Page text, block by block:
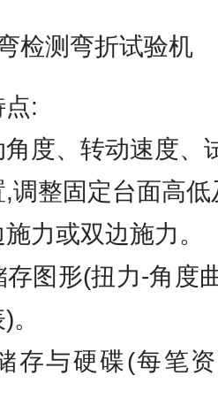
:
度、转动速度、
整固定台面高低
力或双边施力。
图形(扭力-角度
存与硬碟(每笔